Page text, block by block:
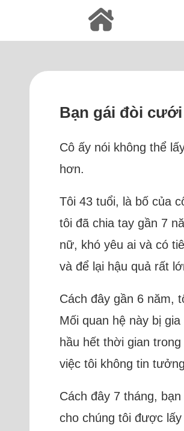
Bạn gái đòi
Cô ấy nói không thể
hơn.
Tôi 43 tuổi, là bố của
tôi đã chia tay gần 7
nữ, khó yêu ai và có
và để lại hậu quả rất
Cách đây gần 6 năm,
Mối quan hệ này bị
hầu hết thời gian
việc tôi không tin
Cách đây 7 tháng,
cho chúng tôi được